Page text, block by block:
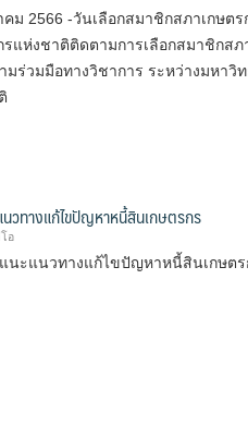
คม 2566 -วันเลือกสมาชิกสภาเกษต
แห่งชาติติดตามการเลือกสมาชิกสภ
ร่วมมือทางวิชาการ ระหว่างมหาวิท
วทางแก้ไขปัญหาหนี้สินเกษตรกร
อ
นะแนวทางแก้ไขปัญหาหนี้สินเกษตร